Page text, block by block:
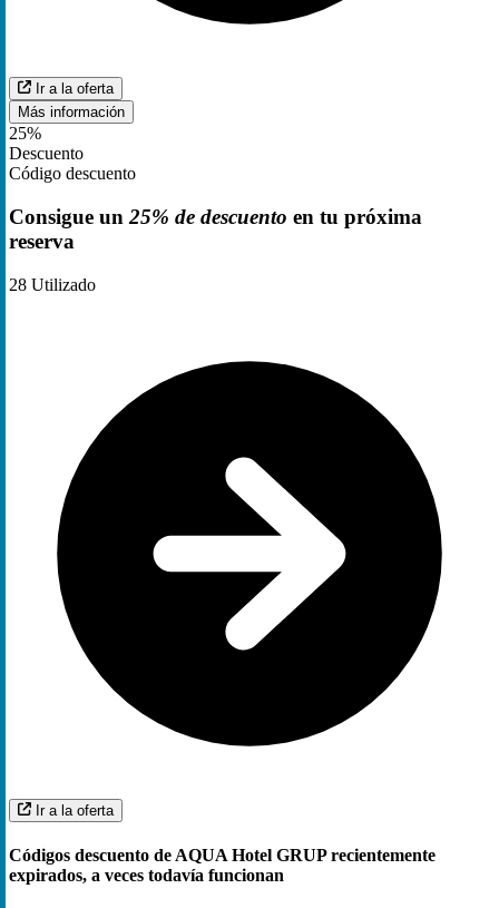
Ir a la oferta
Más información
25%
Descuento
Código descuento
Consigue un 25% de descuento en tu próxima
reserva
28 Utilizado
Ir a la oferta
Códigos descuento de AQUA Hotel GRUP recientemente
expirados, a veces todavía funcionan